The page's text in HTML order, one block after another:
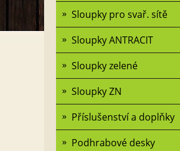
Sloupky pro svař. sítě
Sloupky ANTRACIT
Sloupky zelené
Sloupky ZN
Příslušenství a doplňky
Podhrabové desky